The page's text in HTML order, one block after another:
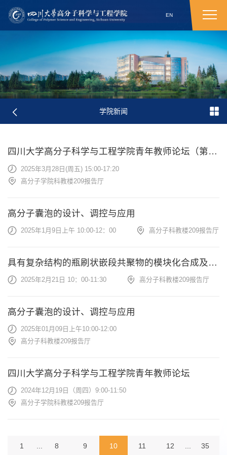
EN
学院新闻
四川大学高分子科学与工程学院青年教师论坛（第十期）
2025年3月28日(周五) 15:00-17:20
高分子学院科教楼209报告厅
高分子囊泡的设计、调控与应用
2025年1月9日上午 10:00-12：00 高分子科教楼209报告厅
具有复杂结构的瓶刷状嵌段共聚物的模块化合成及其自组装行为
2025年2月21日 10：00-11:30 高分子科教楼209报告厅
高分子囊泡的设计、调控与应用
2025年01月09日上午10:00-12:00
高分子科教楼209报告厅
四川大学高分子科学与工程学院青年教师论坛
2024年12月19日（周四）9:00-11:50
高分子学院科教楼209报告厅
1 ... 8 9 10 11 12 ... 35